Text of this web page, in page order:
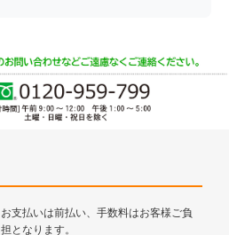
お支払いは前払い、手数料はお客様ご負
担となります。